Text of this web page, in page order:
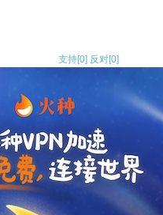
支持[0] 反对[0]
支持[0] 反对